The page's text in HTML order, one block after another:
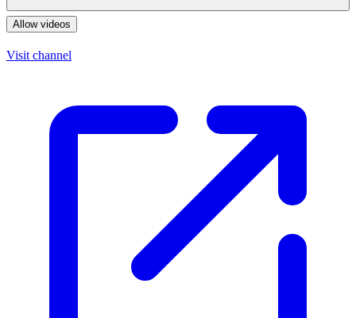
Allow videos
Visit channel